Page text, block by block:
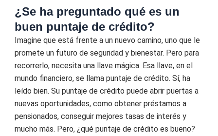
¿Se ha preguntado qué es un
buen puntaje de crédito?
Imagine que está frente a un nuevo camino, uno que le
promete un futuro de seguridad y bienestar. Pero para
recorrerlo, necesita una llave mágica. Esa llave, en el
mundo financiero, se llama puntaje de crédito. Sí, ha
leído bien. Su puntaje de crédito puede abrir puertas a
nuevas oportunidades, como obtener préstamos a
pensionados, conseguir mejores tasas de interés y
mucho más. Pero, ¿qué puntaje de crédito es bueno?